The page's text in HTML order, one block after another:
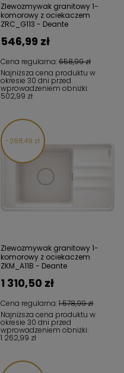
Zlewozmywak granitowy 1-
komorowy z ociekaczem
ZRC_G113 - Deante
Cena regularna:658,99 zł
546,99 zł
Najniższa cena produktu w
okresie 30 dni przed
wprowadzeniem obniżki:
502,99 zł
268,49 zł
Zlewozmywak granitowy 1-
komorowy z ociekaczem
ZKM_A11B - Deante
Cena regularna:1 578,99 zł
1 310,50 zł
Najniższa cena produktu w
okresie 30 dni przed
wprowadzeniem obniżki:
1 262,99 zł